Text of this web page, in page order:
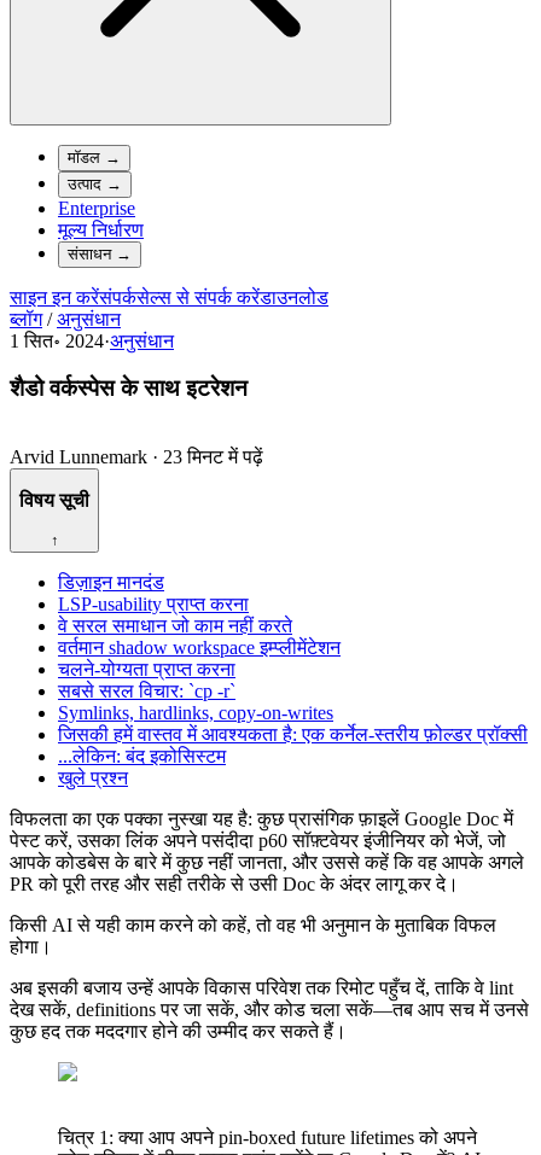
मॉडल →
उत्पाद →
Enterprise
मूल्य निर्धारण
संसाधन→
साइन इन करेंसंपर्कसेल्स से संपर्क करेंडाउनलोड
ब्लॉग / अनुसंधान
1 सित॰ 2024·अनुसंधान
शैडो वर्कस्पेस के साथ इटरेशन
Arvid Lunnemark · 23 मिनट में पढ़ें
विषय सूची
↑
डिज़ाइन मानदंड
LSP-usability प्राप्त करना
वे सरल समाधान जो काम नहीं करते
वर्तमान shadow workspace इम्प्लीमेंटेशन
चलने-योग्यता प्राप्त करना
सबसे सरल विचार: `cp -r`
Symlinks, hardlinks, copy-on-writes
जिसकी हमें वास्तव में आवश्यकता है: एक कर्नेल-स्तरीय फ़ोल्डर प्रॉक्सी
...लेकिन: बंद इकोसिस्टम
खुले प्रश्न
विफलता का एक पक्का नुस्खा यह है: कुछ प्रासंगिक फ़ाइलें Google Doc में
पेस्ट करें, उसका लिंक अपने पसंदीदा p60 सॉफ़्टवेयर इंजीनियर को भेजें, जो
आपके कोडबेस के बारे में कुछ नहीं जानता, और उससे कहें कि वह आपके अगले
PR को पूरी तरह और सही तरीके से उसी Doc के अंदर लागू कर दे।
किसी AI से यही काम करने को कहें, तो वह भी अनुमान के मुताबिक विफल
होगा।
अब इसकी बजाय उन्हें आपके विकास परिवेश तक रिमोट पहुँच दें, ताकि वे lint
देख सकें, definitions पर जा सकें, और कोड चला सकें—तब आप सच में उनसे
कुछ हद तक मददगार होने की उम्मीद कर सकते हैं।
चित्र 1: क्या आप अपने pin-boxed future lifetimes को अपने